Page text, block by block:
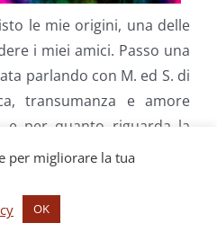
le mie origini, una delle
i miei amici. Passo una
parlando con M. ed S. di
transumanza e amore
e per quanto riguarda la
i suoi hobby). Poi S. se ne
bicchiere (citazione
tranquillamente e
(ora capite che M. è
per migliorare la tua
OK